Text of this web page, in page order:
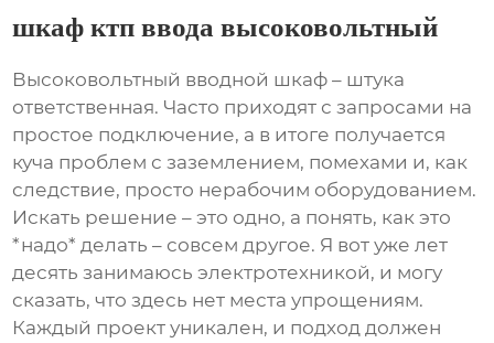
шкаф ктп ввода высоковольтный
Высоковольтный вводной шкаф – штука
ответственная. Часто приходят с запросами на
простое подключение, а в итоге получается
куча проблем с заземлением, помехами и, как
следствие, просто нерабочим оборудованием.
Искать решение – это одно, а понять, как это
*надо* делать – совсем другое. Я вот уже лет
десять занимаюсь электротехникой, и могу
сказать, что здесь нет места упрощениям.
Каждый проект уникален, и подход должен